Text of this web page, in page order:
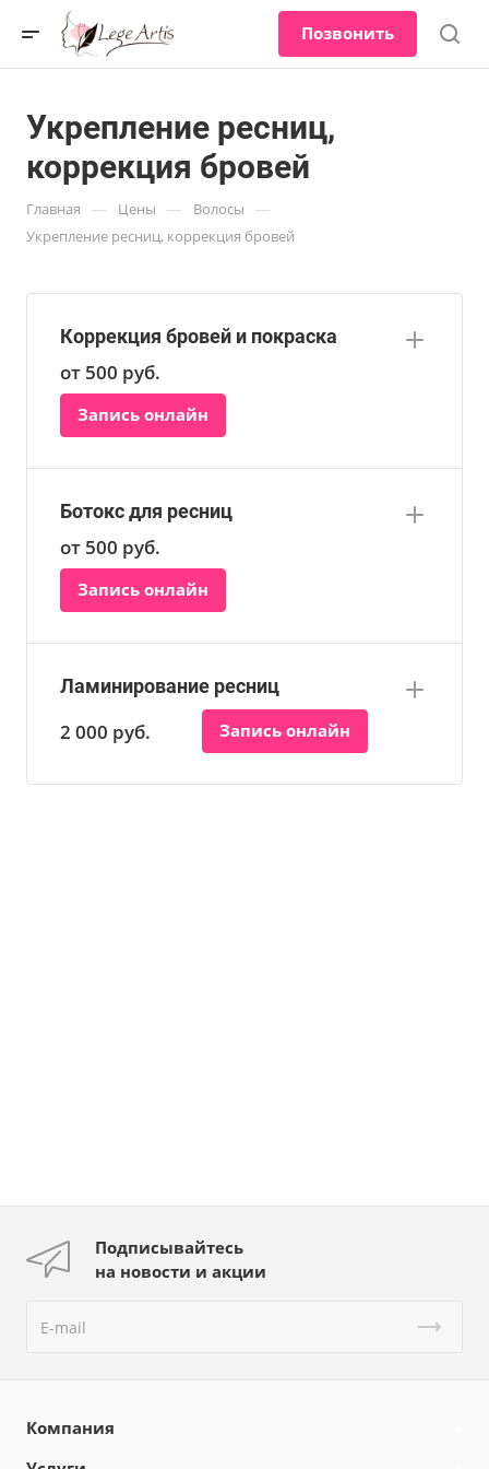
Позвонить
Укрепление ресниц,
коррекция бровей
Главная — Цены — Волосы —
Укрепление ресниц, коррекция бровей
Коррекция бровей и покраска
от 500 руб.
Запись онлайн
Ботокс для ресниц
от 500 руб.
Запись онлайн
Ламинирование ресниц
2 000 руб. Запись онлайн
Подписывайтесь
на новости и акции
Компания